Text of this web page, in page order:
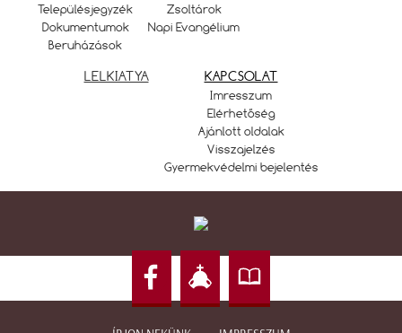
Településjegyzék
Dokumentumok
Beruházások
Zsoltárok
Napi Evangélium
LELKIATYA KAPCSOLAT
Imresszum
Elérhetőség
Ajánlott oldalak
Visszajelzés
Gyermekvédelmi bejelentés